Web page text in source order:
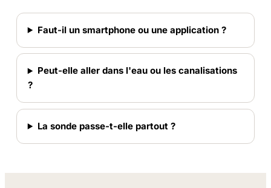
Faut-il un smartphone ou une application ?
Peut-elle aller dans l'eau ou les canalisations
?
La sonde passe-t-elle partout ?